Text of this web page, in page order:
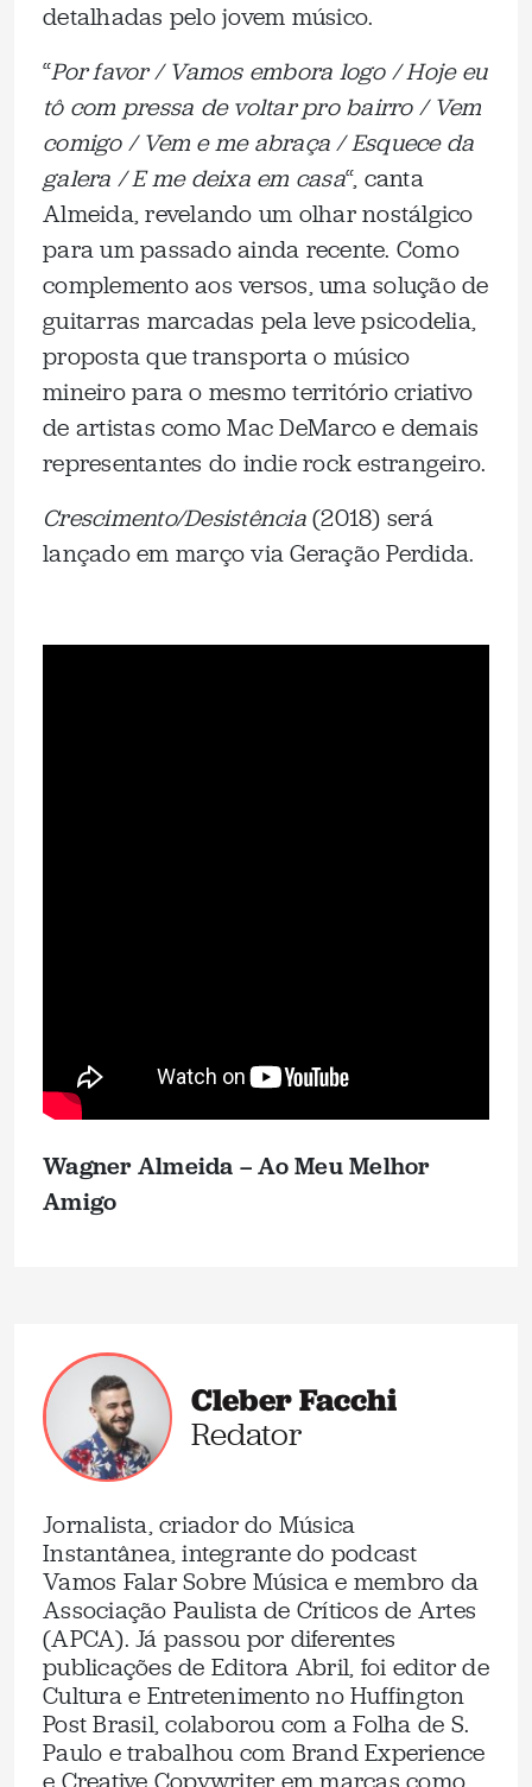
detalhadas pelo jovem músico.
“Por favor / Vamos embora logo / Hoje eu
tô com pressa de voltar pro bairro / Vem
comigo / Vem e me abraça / Esquece da
galera / E me deixa em casa“, canta
Almeida, revelando um olhar nostálgico
para um passado ainda recente. Como
complemento aos versos, uma solução de
guitarras marcadas pela leve psicodelia,
proposta que transporta o músico
mineiro para o mesmo território criativo
de artistas como Mac DeMarco e demais
representantes do indie rock estrangeiro.
Crescimento/Desistência(2018) será
lançado em março via Geração Perdida.
Wagner Almeida – Ao Meu Melhor
Amigo
Cleber Facchi
Redator
Jornalista, criador do Música
Instantânea, integrante do podcast
Vamos Falar Sobre Música e membro da
Associação Paulista de Críticos de Artes
(APCA). Já passou por diferentes
publicações de Editora Abril, foi editor de
Cultura e Entretenimento no Huffington
Post Brasil, colaborou com a Folha de S.
Paulo e trabalhou com Brand Experience